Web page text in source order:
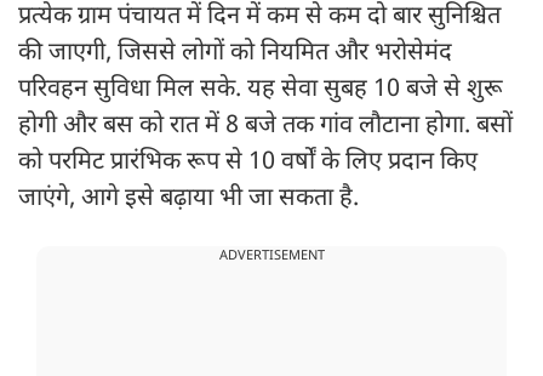
प्रत्येक ग्राम पंचायत में दिन में कम से कम दो बार सुनिश्चित
की जाएगी, जिससे लोगों को नियमित और भरोसेमंद
परिवहन सुविधा मिल सके. यह सेवा सुबह 10 बजे से शुरू
होगी और बस को रात में 8 बजे तक गांव लौटाना होगा. बसों
को परमिट प्रारंभिक रूप से 10 वर्षों के लिए प्रदान किए
जाएंगे, आगे इसे बढ़ाया भी जा सकता है.
ADVERTISEMENT